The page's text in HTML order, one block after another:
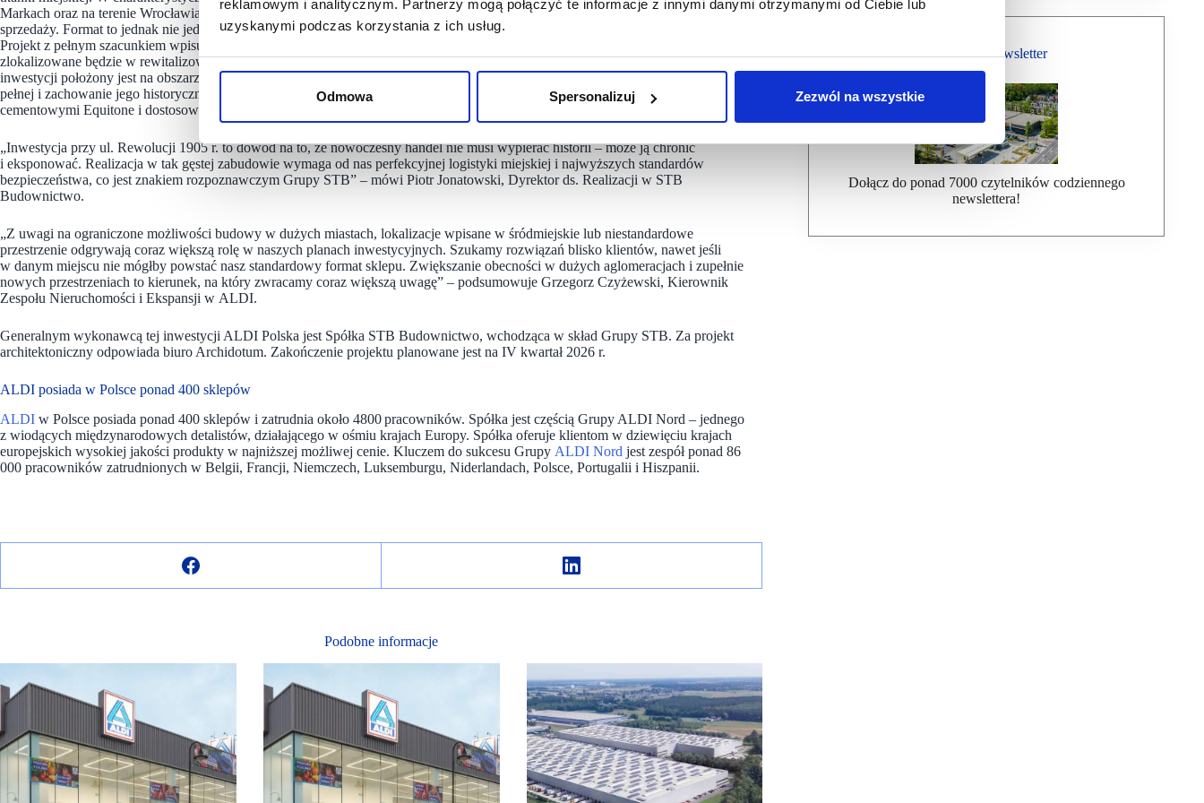
reklamowym i analitycznym. Partnerzy mogą połączyć te informacje z innymi danymi otrzymanymi od Ciebie lub
uzyskanymi podczas korzystania z ich usług.
Odmowa Spersonalizuj Zezwól na wszystkie
Markach oraz na terenie Wrocławia. W rozwiązaniu tym na jednym poziomie znajduje się parking dla klientów, a na drugim hala
sprzedaży. Format to jednak nie jedyny aspekt wpływający na wyjątkowy charakter lokalizacji w Łodzi.
Projekt z pełnym szacunkiem wpisuje się w gęstą, historyczną zabudowę ulicy wyremontowanej w 2023 roku. Nowe ALDI
zlokalizowane będzie w rewitalizowanym centrum kampusu uniwersyteckiego, tuż obok historycznej Fabryki Goldnera. Teren
inwestycji położony jest na obszarze objętym ochroną konserwatorską. Zespół realizujący projekt dba o odtworzenie muru z cegły
pełnej i zachowanie jego historycznych elementów. Elewacja frontowa zostanie wykończona wysokiej klasy płytami włókno-
cementowymi Equitone i dostosowana do linii pierzejowej.
„Inwestycja przy ul. Rewolucji 1905 r. to dowód na to, że nowoczesny handel nie musi wypierać historii – może ją chronić
i eksponować. Realizacja w tak gęstej zabudowie wymaga od nas perfekcyjnej logistyki miejskiej i najwyższych standardów
bezpieczeństwa, co jest znakiem rozpoznawczym Grupy STB” – mówi Piotr Jonatowski, Dyrektor ds. Realizacji w STB
Budownictwo.
„Z uwagi na ograniczone możliwości budowy w dużych miastach, lokalizacje wpisane w śródmiejskie lub niestandardowe
przestrzenie odgrywają coraz większą rolę w naszych planach inwestycyjnych. Szukamy rozwiązań blisko klientów, nawet jeśli
w danym miejscu nie mógłby powstać nasz standardowy format sklepu. Zwiększanie obecności w dużych aglomeracjach i zupełnie
nowych przestrzeniach to kierunek, na który zwracamy coraz większą uwagę” – podsumowuje Grzegorz Czyżewski, Kierownik
Zespołu Nieruchomości i Ekspansji w ALDI.
Generalnym wykonawcą tej inwestycji ALDI Polska jest Spółka STB Budownictwo, wchodząca w skład Grupy STB. Za projekt
architektoniczny odpowiada biuro Archidotum. Zakończenie projektu planowane jest na IV kwartał 2026 r.
ALDI posiada w Polsce ponad 400 sklepów
ALDI w Polsce posiada ponad 400 sklepów i zatrudnia około 4800 pracowników. Spółka jest częścią Grupy ALDI Nord – jednego
z wiodących międzynarodowych detalistów, działającego w ośmiu krajach Europy. Spółka oferuje klientom w dziewięciu krajach
europejskich wysokiej jakości produkty w najniższej możliwej cenie. Kluczem do sukcesu Grupy ALDI Nord jest zespół ponad 86
000 pracowników zatrudnionych w Belgii, Francji, Niemczech, Luksemburgu, Niderlandach, Polsce, Portugalii i Hiszpanii.
Podobne informacje
Bezpłatny Newsletter
Dołącz do ponad 7000 czytelników codziennego
newslettera!